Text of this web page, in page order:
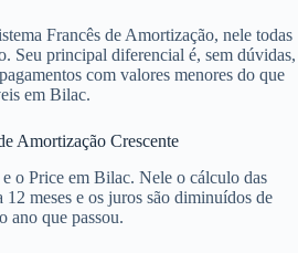
Francês de Amortização, nele todas
Seu principal diferencial é, sem dúvidas,
com valores menores do que
em Bilac.
Amortização Crescente
o Price em Bilac. Nele o cálculo das
12 meses e os juros são diminuídos de
ano que passou.